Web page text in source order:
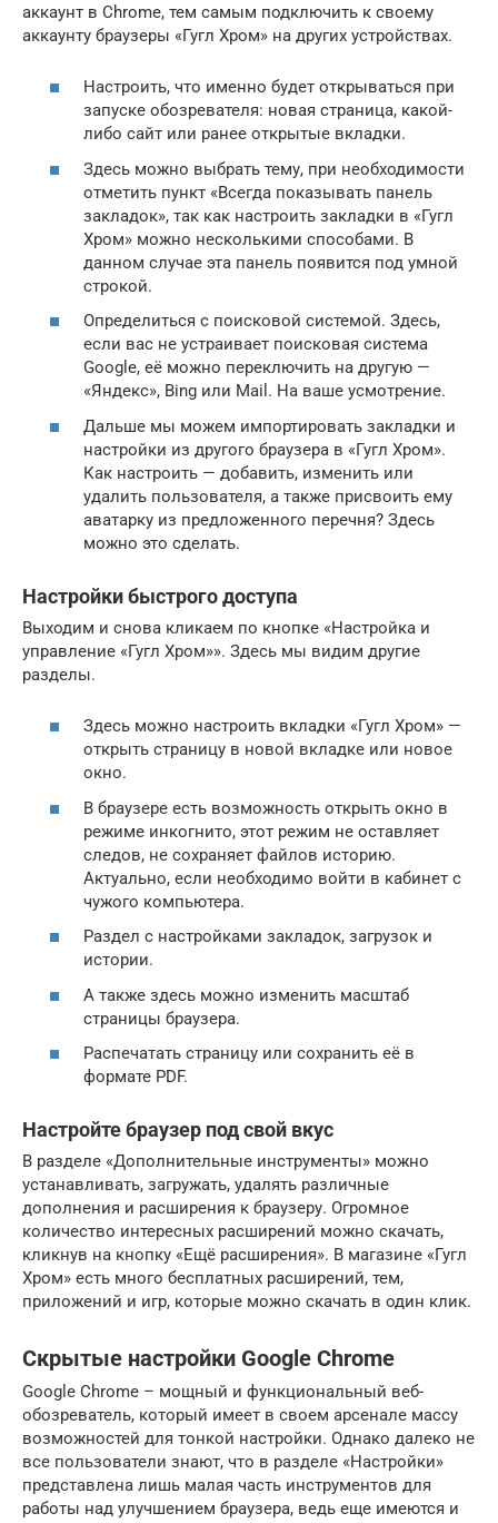
аккаунт в Chrome, тем самым подключить к своему
аккаунту браузеры «Гугл Хром» на других устройствах.
Настроить, что именно будет открываться при
запуске обозревателя: новая страница, какой-
либо сайт или ранее открытые вкладки.
Здесь можно выбрать тему, при необходимости
отметить пункт «Всегда показывать панель
закладок», так как настроить закладки в «Гугл
Хром» можно несколькими способами. В
данном случае эта панель появится под умной
строкой.
Определиться с поисковой системой. Здесь,
если вас не устраивает поисковая система
Google, её можно переключить на другую —
«Яндекс», Bing или Mail. На ваше усмотрение.
Дальше мы можем импортировать закладки и
настройки из другого браузера в «Гугл Хром».
Как настроить — добавить, изменить или
удалить пользователя, а также присвоить ему
аватарку из предложенного перечня? Здесь
можно это сделать.
Настройки быстрого доступа
Выходим и снова кликаем по кнопке «Настройка и
управление «Гугл Хром»». Здесь мы видим другие
разделы.
Здесь можно настроить вкладки «Гугл Хром» —
открыть страницу в новой вкладке или новое
окно.
В браузере есть возможность открыть окно в
режиме инкогнито, этот режим не оставляет
следов, не сохраняет файлов историю.
Актуально, если необходимо войти в кабинет с
чужого компьютера.
Раздел с настройками закладок, загрузок и
истории.
А также здесь можно изменить масштаб
страницы браузера.
Распечатать страницу или сохранить её в
формате PDF.
Настройте браузер под свой вкус
В разделе «Дополнительные инструменты» можно
устанавливать, загружать, удалять различные
дополнения и расширения к браузеру. Огромное
количество интересных расширений можно скачать,
кликнув на кнопку «Ещё расширения». В магазине «Гугл
Хром» есть много бесплатных расширений, тем,
приложений и игр, которые можно скачать в один клик.
Скрытые настройки Google Chrome
Google Chrome – мощный и функциональный веб-
обозреватель, который имеет в своем арсенале массу
возможностей для тонкой настройки. Однако далеко не
все пользователи знают, что в разделе «Настройки»
представлена лишь малая часть инструментов для
работы над улучшением браузера, ведь еще имеются и